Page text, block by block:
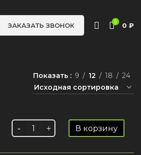
ЗАКАЗАТЬ ЗВОНОК 0 0 ₽
Показать 9 12 18 24
В корзину